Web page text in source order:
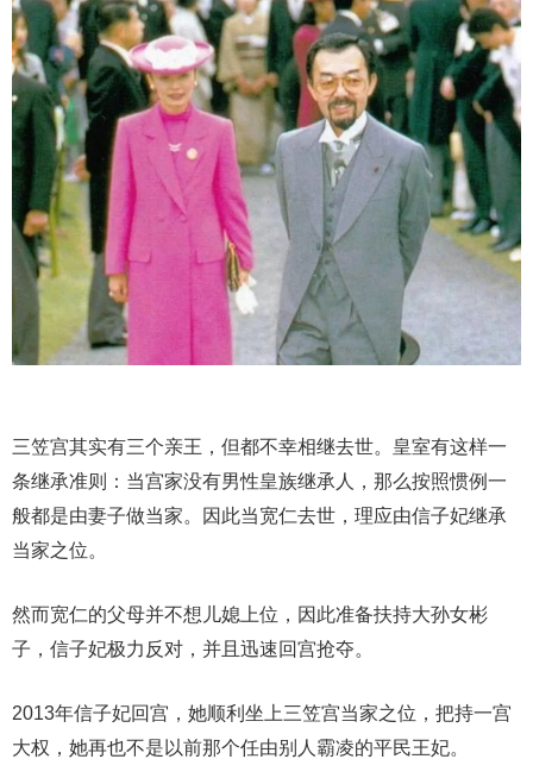
三笠宫其实有三个亲王，但都不幸相继去世。皇室有这样一
条继承准则：当宫家没有男性皇族继承人，那么按照惯例一
般都是由妻子做当家。因此当宽仁去世，理应由信子妃继承
当家之位。
然而宽仁的父母并不想儿媳上位，因此准备扶持大孙女彬
子，信子妃极力反对，并且迅速回宫抢夺。
2013年信子妃回宫，她顺利坐上三笠宫当家之位，把持一宫
大权，她再也不是以前那个任由别人霸凌的平民王妃。